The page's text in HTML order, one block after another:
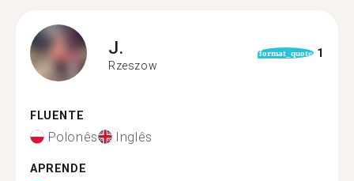
J.
Rzeszow
format_quote 1
FLUENTE
Polonês Inglês
APRENDE